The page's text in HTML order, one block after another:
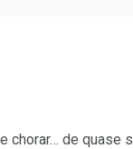
chorar… de quase